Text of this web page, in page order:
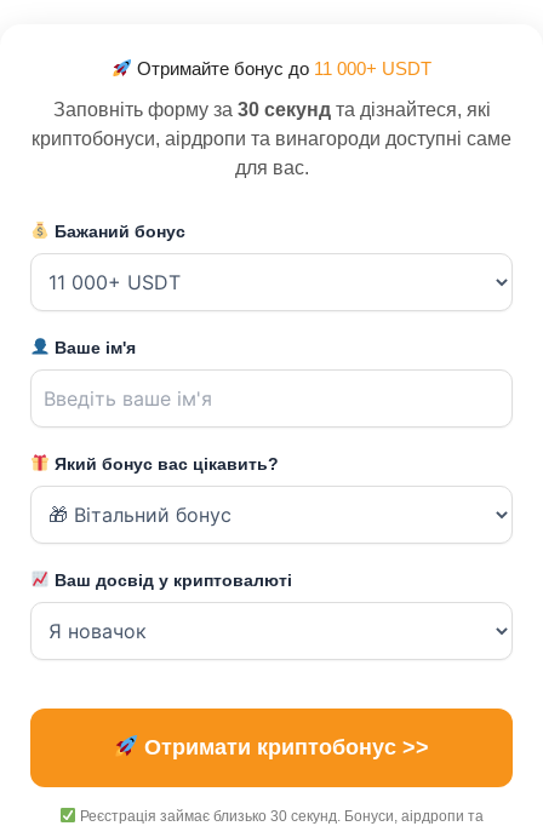
Отримайте бонус до 11 000+ USDT
Заповніть форму за 30 секундта дізнайтеся, які
криптобонуси, аірдропи та винагороди доступні саме
для вас.
Бажаний бонус
Ваше ім'я
Який бонус вас цікавить?
Ваш досвід у криптовалюті
Отримати криптобонус >>
Реєстрація займає близько 30 секунд. Бонуси, аірдропи та